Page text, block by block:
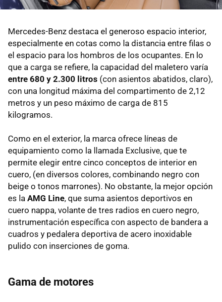
Mercedes-Benz destaca el generoso espacio interior,
especialmente en cotas como la distancia entre filas o
el espacio para los hombros de los ocupantes. En lo
que a carga se refiere, la capacidad del maletero varía
entre 680 y 2.300 litros (con asientos abatidos, claro),
con una longitud máxima del compartimento de 2,12
metros y un peso máximo de carga de 815
kilogramos.
Como en el exterior, la marca ofrece líneas de
equipamiento como la llamada Exclusive, que te
permite elegir entre cinco conceptos de interior en
cuero, (en diversos colores, combinando negro con
beige o tonos marrones). No obstante, la mejor opción
es la AMG Line, que suma asientos deportivos en
cuero nappa, volante de tres radios en cuero negro,
instrumentación específica con aspecto de bandera a
cuadros y pedalera deportiva de acero inoxidable
pulido con inserciones de goma.
Gama de motores